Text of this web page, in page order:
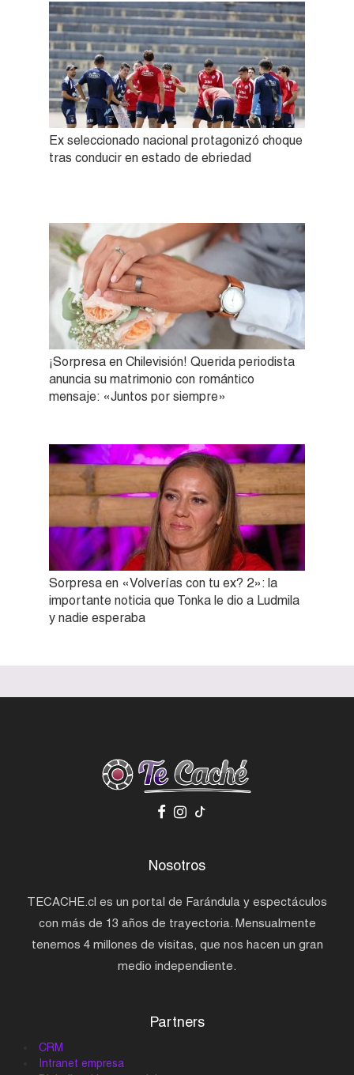
Ex seleccionado nacional protagonizó choque
tras conducir en estado de ebriedad
¡Sorpresa en Chilevisión! Querida periodista
anuncia su matrimonio con romántico
mensaje: «Juntos por siempre»
Sorpresa en «Volverías con tu ex? 2»: la
importante noticia que Tonka le dio a Ludmila
y nadie esperaba
Nosotros
TECACHE.cl es un portal de Farándula y espectáculos
con más de 13 años de trayectoria. Mensualmente
tenemos 4 millones de visitas, que nos hacen un gran
medio independiente.
Partners
CRM
Intranet empresa